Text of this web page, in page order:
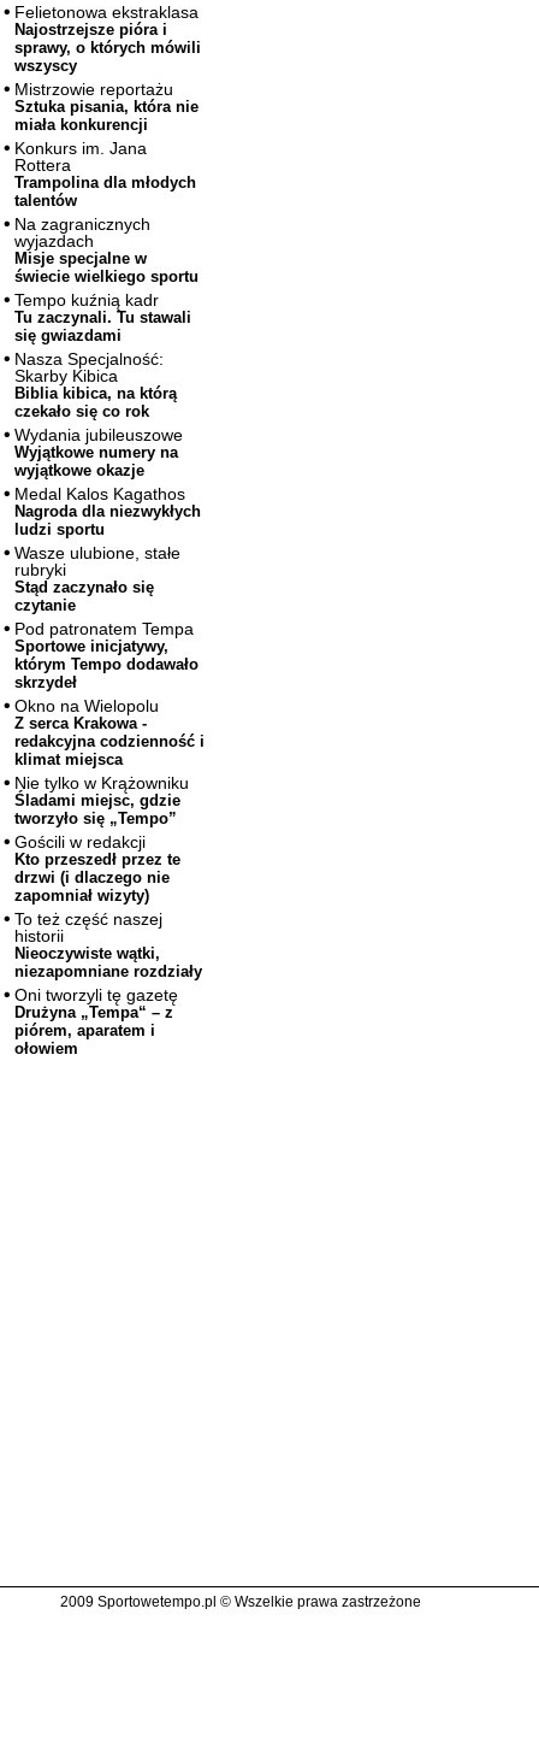
Felietonowa ekstraklasa
Najostrzejsze pióra i
sprawy, o których mówili
wszyscy
Mistrzowie reportażu
Sztuka pisania, która nie
miała konkurencji
Konkurs im. Jana
Rottera
Trampolina dla młodych
talentów
Na zagranicznych
wyjazdach
Misje specjalne w
świecie wielkiego sportu
Tempo kuźnią kadr
Tu zaczynali. Tu stawali
się gwiazdami
Nasza Specjalność:
Skarby Kibica
Biblia kibica, na którą
czekało się co rok
Wydania jubileuszowe
Wyjątkowe numery na
wyjątkowe okazje
Medal Kalos Kagathos
Nagroda dla niezwykłych
ludzi sportu
Wasze ulubione, stałe
rubryki
Stąd zaczynało się
czytanie
Pod patronatem Tempa
Sportowe inicjatywy,
którym Tempo dodawało
skrzydeł
Okno na Wielopolu
Z serca Krakowa -
redakcyjna codzienność i
klimat miejsca
Nie tylko w Krążowniku
Śladami miejsc, gdzie
tworzyło się „Tempo”
Gościli w redakcji
Kto przeszedł przez te
drzwi (i dlaczego nie
zapomniał wizyty)
To też część naszej
historii
Nieoczywiste wątki,
niezapomniane rozdziały
Oni tworzyli tę gazetę
Drużyna „Tempa“ – z
piórem, aparatem i
ołowiem
2009 Sportowetempo.pl © Wszelkie prawa zastrzeżone